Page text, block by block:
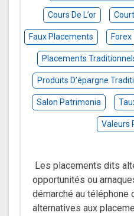
Cours De L’or
Faux Placements Forex
Placements
Produits D’épargne
Salon Patrimonia
Valeurs
Les placements dits
opportunités ou
démarché au téléphone
alternatives aux